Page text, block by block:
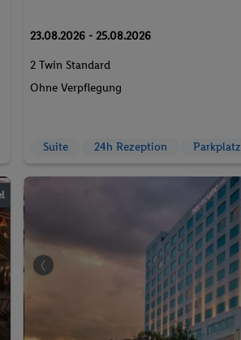
23.08.2026 - 25.08.2026
2 Twin Standard
Ohne Verpflegung
Suite 24h Rezeption Parkplatz